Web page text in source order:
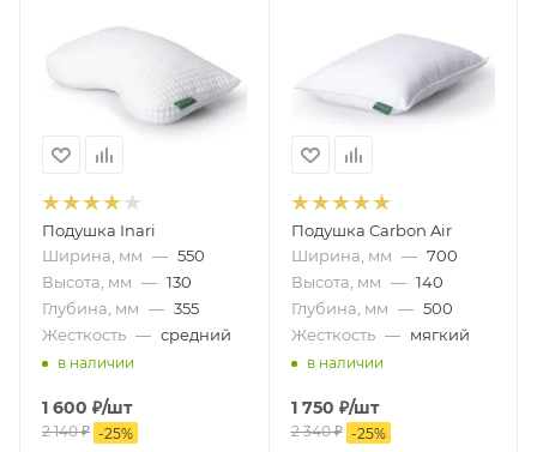
Подушка Inari
Ширина, мм — 550
Высота, мм — 130
Глубина, мм — 355
Жесткость — средний
в наличии
1 600 ₽/шт
2 140₽ -25%
Подушка Carbon Air
Ширина, мм — 700
Высота, мм — 140
Глубина, мм — 500
Жесткость — мягкий
в наличии
1 750 ₽/шт
2 340₽ -25%